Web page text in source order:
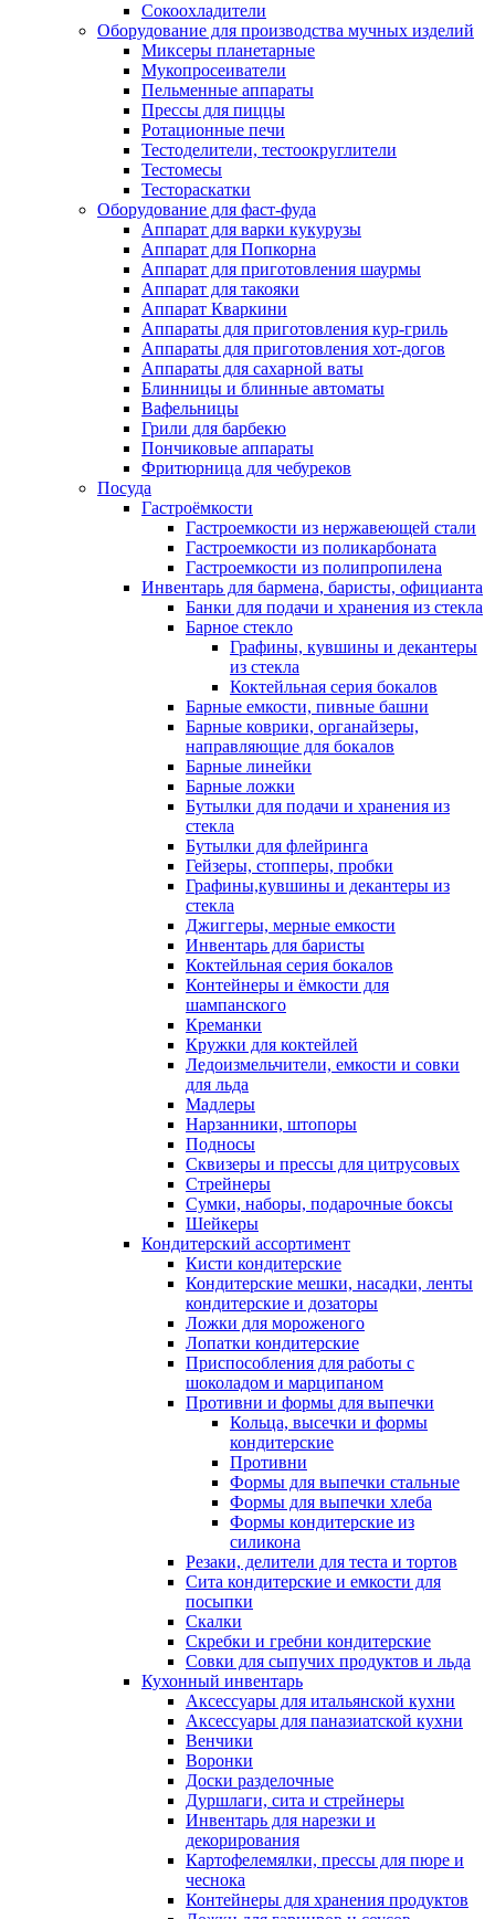
Сокоохладители
Оборудование для производства мучных изделий
Миксеры планетарные
Мукопросеиватели
Пельменные аппараты
Прессы для пиццы
Ротационные печи
Тестоделители, тестоокруглители
Тестомесы
Тестораскатки
Оборудование для фаст-фуда
Аппарат для варки кукурузы
Аппарат для Попкорна
Аппарат для приготовления шаурмы
Аппарат для такояки
Аппарат Кваркини
Аппараты для приготовления кур-гриль
Аппараты для приготовления хот-догов
Аппараты для сахарной ваты
Блинницы и блинные автоматы
Вафельницы
Грили для барбекю
Пончиковые аппараты
Фритюрница для чебуреков
Посуда
Гастроёмкости
Гастроемкости из нержавеющей стали
Гастроемкости из поликарбоната
Гастроемкости из полипропилена
Инвентарь для бармена, баристы, официанта
Банки для подачи и хранения из стекла
Барное стекло
Графины, кувшины и декантеры
из стекла
Коктейльная серия бокалов
Барные емкости, пивные башни
Барные коврики, органайзеры,
направляющие для бокалов
Барные линейки
Барные ложки
Бутылки для подачи и хранения из
стекла
Бутылки для флейринга
Гейзеры, стопперы, пробки
Графины,кувшины и декантеры из
стекла
Джиггеры, мерные емкости
Инвентарь для баристы
Коктейльная серия бокалов
Контейнеры и ёмкости для
шампанского
Креманки
Кружки для коктейлей
Ледоизмельчители, емкости и совки
для льда
Мадлеры
Нарзанники, штопоры
Подносы
Сквизеры и прессы для цитрусовых
Стрейнеры
Сумки, наборы, подарочные боксы
Шейкеры
Кондитерский ассортимент
Кисти кондитерские
Кондитерские мешки, насадки, ленты
кондитерские и дозаторы
Ложки для мороженого
Лопатки кондитерские
Приспособления для работы с
шоколадом и марципаном
Противни и формы для выпечки
Кольца, высечки и формы
кондитерские
Противни
Формы для выпечки стальные
Формы для выпечки хлеба
Формы кондитерские из
силикона
Резаки, делители для теста и тортов
Сита кондитерские и емкости для
посыпки
Скалки
Скребки и гребни кондитерские
Совки для сыпучих продуктов и льда
Кухонный инвентарь
Аксессуары для итальянской кухни
Аксессуары для паназиатской кухни
Венчики
Воронки
Доски разделочные
Дуршлаги, сита и стрейнеры
Инвентарь для нарезки и
декорирования
Картофелемялки, прессы для пюре и
чеснока
Контейнеры для хранения продуктов